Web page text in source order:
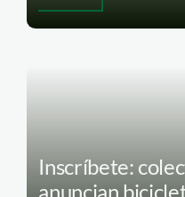
Inscríbete:
anuncian